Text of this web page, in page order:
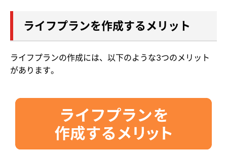
ライフプランを作成するメリット
ライフプランの作成には、以下のような3つのメリット
があります。